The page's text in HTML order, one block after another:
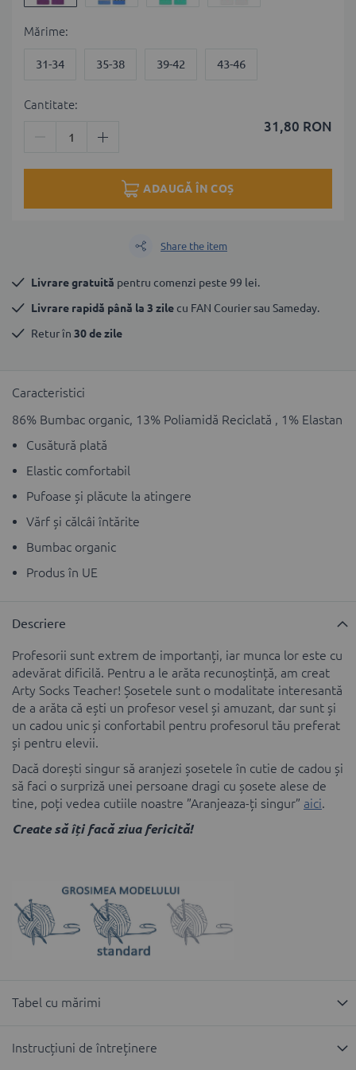
Мărime
31-34 35-38 39-42 43-46
31,80 RON
Cantitate:
ADAUGĂ ÎN COȘ
Share the item
Livrare gratuită pentru comenzi peste 99 lei.
Livrare rapidă până la 3 zile cu FAN Courier sau Sameday.
Retur în 30 de zile
Caracteristici
86% Bumbac organic, 13% Poliamidă Reciclată , 1% Elastan
Cusătură plată
Elastic comfortabil
Pufoase și plăcute la atingere
Vărf și călcâi întărite
Bumbac organic
Produs în UE
Descriere
Profesorii sunt extrem de importanți, iar munca lor este cu
adevărat dificilă. Pentru a le arăta recunoștință, am creat
Arty Socks Teacher! Șosetele sunt o modalitate interesantă
de a arăta că ești un profesor vesel și amuzant, dar sunt și
un cadou unic și confortabil pentru profesorul tău preferat
și pentru elevii.
Dacă dorești singur să aranjezi șosetele în cutie de cadou și
să faci o surpriză unei persoane dragi cu șosete alese de
tine, poți vedea cutiile noastre ”Aranjeaza-ți singur” aici.
Create să îți facă ziua fericită!
Tabel cu mărimi
Instrucțiuni de întreținere